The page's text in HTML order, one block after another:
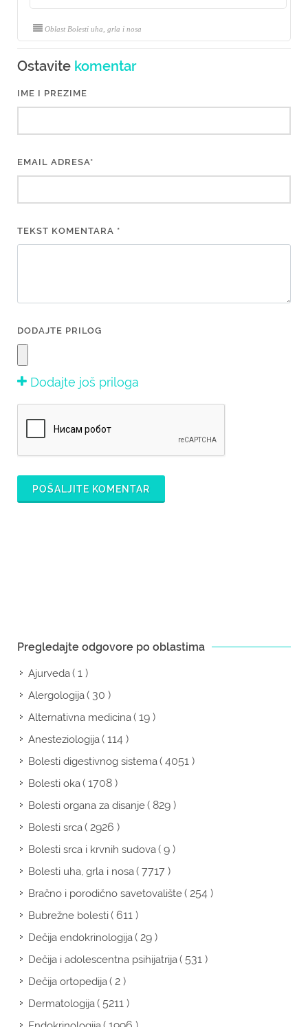
Oblast Bolesti uha, grla i nosa
Ostavite komentar
IME I PREZIME
EMAIL ADRESA*
TEKST KOMENTARA *
DODAJTE PRILOG
Dodajte još priloga
POŠALJITE KOMENTAR
Pregledajte odgovore po oblastima
Ajurveda( 1 )
Alergologija( 30 )
Alternativna medicina( 19 )
Anesteziologija( 114 )
Bolesti digestivnog sistema( 4051 )
Bolesti oka( 1708 )
Bolesti organa za disanje( 829 )
Bolesti srca( 2926 )
Bolesti srca i krvnih sudova( 9 )
Bolesti uha, grla i nosa( 7717 )
Bračno i porodično savetovalište( 254 )
Bubrežne bolesti( 611 )
Dečija endokrinologija( 29 )
Dečija i adolescentna psihijatrija( 531 )
Dečija ortopedija( 2 )
Dermatologija( 5211 )